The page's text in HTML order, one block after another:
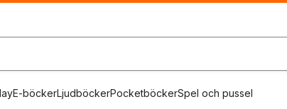
E-böckerLjudböckerPocketböckerSpel och pussel